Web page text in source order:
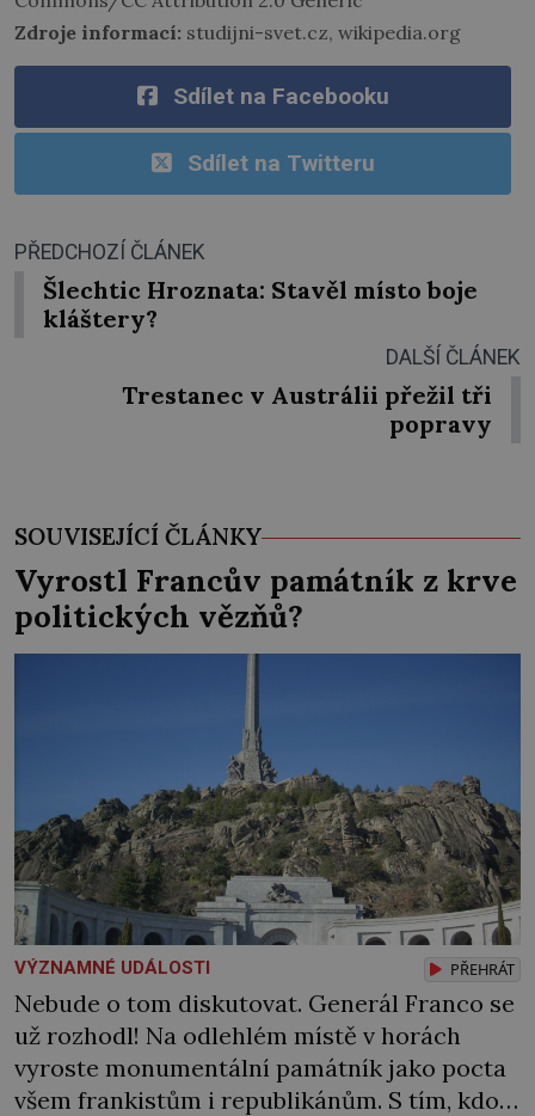
Zdroje informací: studijni-svet.cz, wikipedia.org
Sdílet na Facebooku
Sdílet na Twitteru
PŘEDCHOZÍ ČLÁNEK
Šlechtic Hroznata: Stavěl místo boje
kláštery?
DALŠÍ ČLÁNEK
Trestanec v Austrálii přežil tři
popravy
SOUVISEJÍCÍ ČLÁNKY
Vyrostl Francův památník z krve
politických vězňů?
VÝZNAMNÉ UDÁLOSTI PŘEHRÁT
Nebude o tom diskutovat. Generál Franco se
už rozhodl! Na odlehlém místě v horách
vyroste monumentální památník jako pocta
všem frankistům i republikánům. S tím, kdo